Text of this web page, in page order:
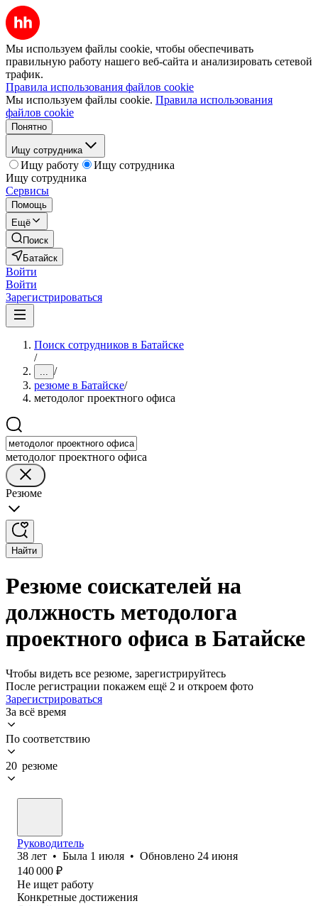
Мы используем файлы cookie, чтобы обеспечивать
правильную работу нашего веб-сайта и анализировать сетевой
трафик.
Правила использования файлов cookie
Мы используем файлы cookie. Правила использования
файлов cookie
Понятно
Ищу сотрудника
Ищу работу
Ищу сотрудника
Ищу сотрудника
Сервисы
Помощь
Ещё
Поиск
Батайск
Войти
Войти
Зарегистрироваться
Поиск сотрудников в Батайске
/
... /
резюме в Батайске/
методолог проектного офиса
методолог проектного офиса
Резюме
Найти
Резюме соискателей на
должность методолога
проектного офиса в Батайске
Чтобы видеть все резюме, зарегистрируйтесь
После регистрации покажем ещё 2 и откроем фото
Зарегистрироваться
За всё время
По соответствию
20 резюме
Руководитель
38 лет • Была 1 июля • Обновлено 24 июня
140 000 ₽
Не ищет работу
Конкретные достижения